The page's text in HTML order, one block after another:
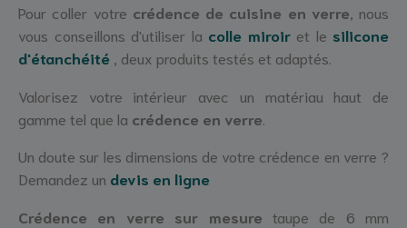
Pour coller votre crédence de cuisine en verre , nous
vous conseillons d'utiliser la colle miroiret le silicone
d'étanchéité , deux produits testés et adaptés.
Valorisez votre intérieur avec un matériau haut de
gamme tel que la crédence en verre
Un doute sur les dimensions de votre crédence en verre ?
Demandez un devis en ligne
Crédence en verre sur mesure taupe de 6 mm